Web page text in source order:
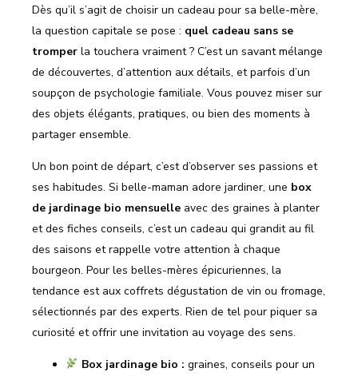
Dès qu’il s’agit de choisir un cadeau pour sa belle-mère,
la question capitale se pose : quel cadeau sans se
tromper la touchera vraiment ? C’est un savant mélange
de découvertes, d’attention aux détails, et parfois d’un
soupçon de psychologie familiale. Vous pouvez miser sur
des objets élégants, pratiques, ou bien des moments à
partager ensemble.
Un bon point de départ, c’est d’observer ses passions et
ses habitudes. Si belle-maman adore jardiner, une box
de jardinage bio mensuelle avec des graines à planter
et des fiches conseils, c’est un cadeau qui grandit au fil
des saisons et rappelle votre attention à chaque
bourgeon. Pour les belles-mères épicuriennes, la
tendance est aux coffrets dégustation de vin ou fromage,
sélectionnés par des experts. Rien de tel pour piquer sa
curiosité et offrir une invitation au voyage des sens.
Box jardinage bio : graines, conseils pour un